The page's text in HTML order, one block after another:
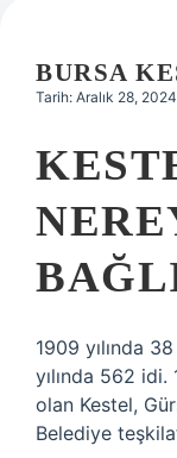
Hakkımızda
BURSA
Tarih: Aralık 28, 2024
1909 yılında
yılında 562
olan Kestel,
Belediye